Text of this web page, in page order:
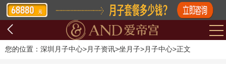
您的位置： 深圳月子中心>月子资讯>坐月子>月子中心>正文